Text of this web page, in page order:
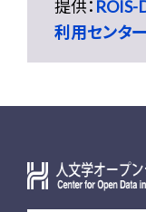
提供： ROIS-
利用センタ